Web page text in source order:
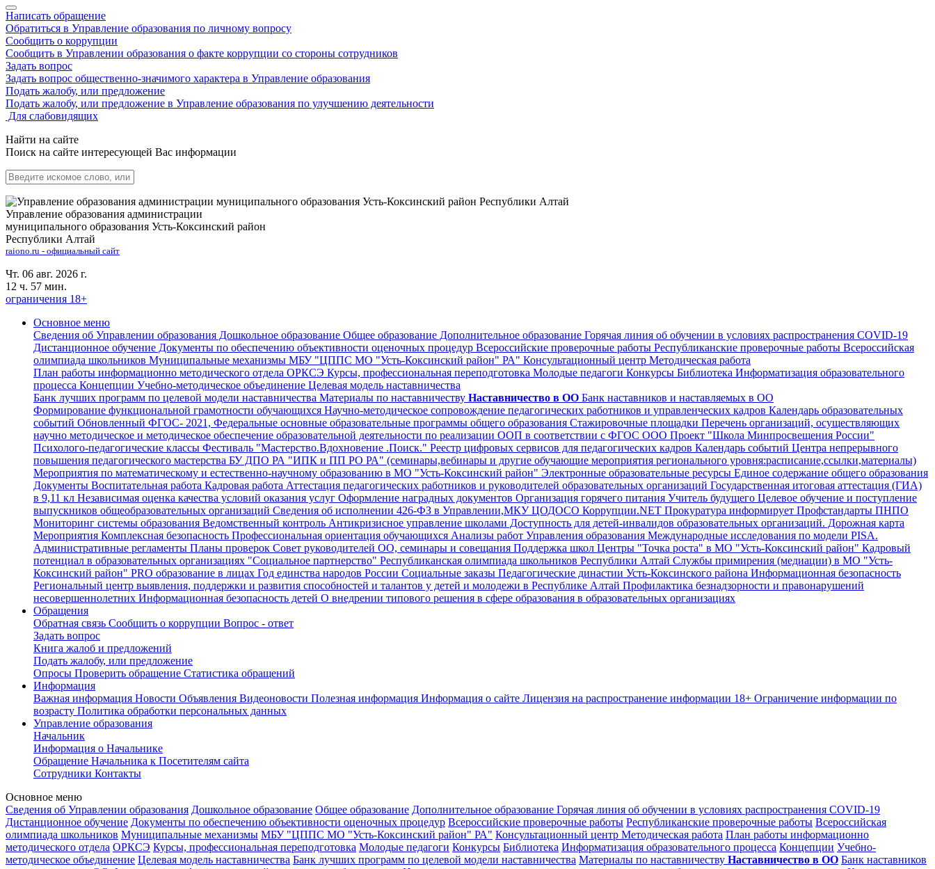
Написать обращение
Обратиться в Управление образования по личному вопросу
Сообщить о коррупции
Сообщить в Управлении образования о факте коррупции со стороны сотрудников
Задать вопрос
Задать вопрос общественно-значимого характера в Управление образования
Подать жалобу, или предложение
Подать жалобу, или предложение в Управление образования по улучшению деятельности
Для слабовидящих
Найти на сайте
Поиск на сайте интересующей Вас информации
Управление образования администрации
муниципального образования Усть-Коксинский район
Республики Алтай
raiono.ru - официальный сайт
Чт. 06 авг. 2026 г.
12 ч. 57 мин.
ограничения 18+
Основное меню
Сведения об Управлении образования Дошкольное образование Общее образование Дополнительное образование Горячая линия об обучении в условиях распространения COVID-19
Дистанционное обучение Документы по обеспечению объективности оценочных процедур Всероссийские проверочные работы Республиканские проверочные работы Всероссийская
олимпиада школьников Муниципальные механизмы МБУ "ЦППС МО "Усть-Коксинский район" РА" Консультационный центр Методическая работа
План работы информационно методического отдела ОРКСЭ Курсы, профессиональная переподготовка Молодые педагоги Конкурсы Библиотека Информатизация образовательного
процесса Концепции Учебно-методическое объединение Целевая модель наставничества
Банк лучших программ по целевой модели наставничества Материалы по наставничеству Наставничество в ОО Банк наставников и наставляемых в ОО
Формирование функциональной грамотности обучающихся Научно-методическое сопровождение педагогических работников и управленческих кадров Календарь образовательных
событий Обновленный ФГОС- 2021, Федеральные основные образовательные программы общего образования Стажировочные площадки Перечень организаций, осуществляющих
научно методическое и методическое обеспечение образовательной деятельности по реализации ООП в соответствии с ФГОС ООО Проект "Школа Минпросвещения России"
Психолого-педагогические классы Фестиваль "Мастерство.Вдохновение .Поиск." Реестр цифровых сервисов для педагогических кадров Календарь событий Центра непрерывного
повышения педагогического мастерства БУ ДПО РА "ИПК и ПП РО РА" (семинары,вебинары и другие обучающие мероприятия регионального уровня:расписание,ссылки,материалы)
Мероприятия по математическому и естественно-научному образованию в МО "Усть-Коксинский район" Электронные образовательные ресурсы Единое содержание общего образования
Документы Воспитательная работа Кадровая работа Аттестация педагогических работников и руководителей образовательных организаций Государственная итоговая аттестация (ГИА)
в 9,11 кл Независимая оценка качества условий оказания услуг Оформление наградных документов Организация горячего питания Учитель будущего Целевое обучение и поступление
выпускников общеобразовательных организаций Сведения об исполнении 426-ФЗ в Управлении,МКУ ЦОДОСО Коррупции.NET Прокуратура информирует Профстандарты ПНПО
Мониторинг системы образования Ведомственный контроль Антикризисное управление школами Доступность для детей-инвалидов образовательных организаций. Дорожная карта
Мероприятия Комплексная безопасность Профессиональная ориентация обучающихся Анализы работ Управления образования Международные исследования по модели PISA.
Административные регламенты Планы проверок Совет руководителей ОО, семинары и совещания Поддержка школ Центры "Точка роста" в МО "Усть-Коксинский район" Кадровый
потенциал в образовательных организациях "Социальное партнерство" Республиканская олимпиада школьников Республики Алтай Службы примирения (медиации) в МО "Усть-
Коксинский район" PRO образование в лицах Год единства народов России Социальные заказы Педагогические династии Усть-Коксинского района Информационная безопасность
Региональный центр выявления, поддержки и развития способностей и талантов у детей и молодежи в Республике Алтай Профилактика безнадзорности и правонарушений
несовершеннолетних Информационная безопасность детей О внедрении типового решения в сфере образования в образовательных организациях
Обращения
Обратная связь Сообщить о коррупции Вопрос - ответ
Задать вопрос
Книга жалоб и предложений
Подать жалобу, или предложение
Опросы Проверить обращение Статистика обращений
Информация
Важная информация Новости Объявления Видеоновости Полезная информация Информация о сайте Лицензия на распространение информации 18+ Ограничение информации по
возрасту Политика обработки персональных данных
Управление образования
Начальник
Информация о Начальнике
Обращение Начальника к Посетителям сайта
Сотрудники Контакты
Основное меню
Сведения об Управлении образования Дошкольное образование Общее образование Дополнительное образование Горячая линия об обучении в условиях распространения COVID-19
Дистанционное обучение Документы по обеспечению объективности оценочных процедур Всероссийские проверочные работы Республиканские проверочные работы Всероссийская
олимпиада школьников Муниципальные механизмы МБУ "ЦППС МО "Усть-Коксинский район" РА" Консультационный центр Методическая работа План работы информационно
методического отдела ОРКСЭ Курсы, профессиональная переподготовка Молодые педагоги Конкурсы Библиотека Информатизация образовательного процесса Концепции Учебно-
методическое объединение Целевая модель наставничества Банк лучших программ по целевой модели наставничества Материалы по наставничеству Наставничество в ОО Банк наставников